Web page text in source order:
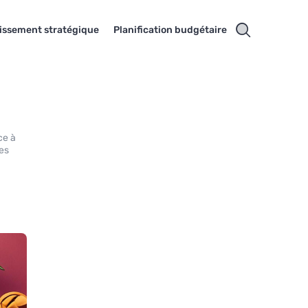
stratégique Planification budgétaire
à